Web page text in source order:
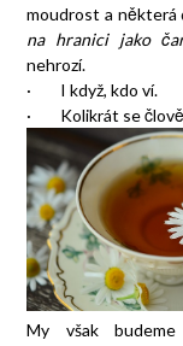
moudrost a některá
na hranici jako
nehrozí.
· I když, kdo ví.
· Kolikrát se
My však